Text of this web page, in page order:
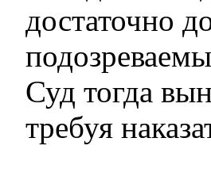
достаточно
Суд тогда
требуя